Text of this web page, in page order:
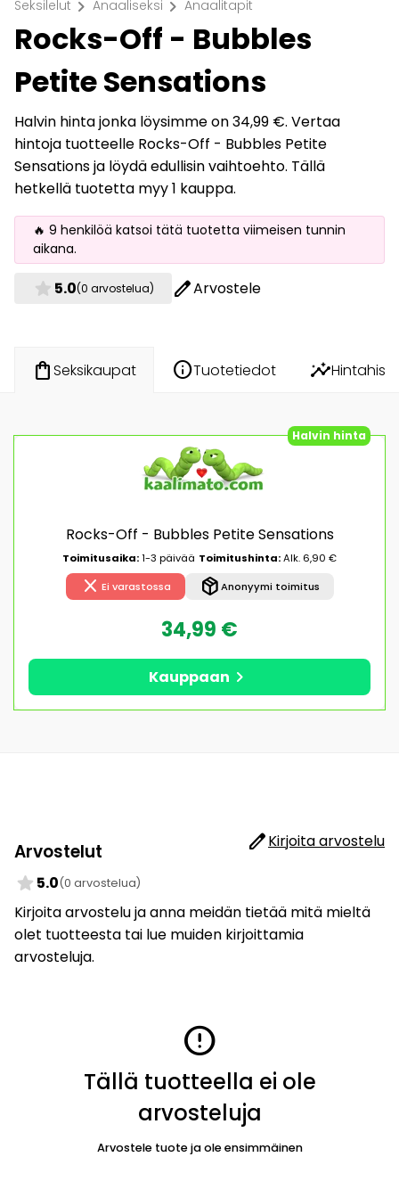
Seksilelut chevron_right Anaaliseksi chevron_right Anaalitapit
Rocks-Off - Bubbles
Petite Sensations
Halvin hinta jonka löysimme on 34,99 €. Vertaa
hintoja tuotteelle Rocks-Off - Bubbles Petite
Sensations ja löydä edullisin vaihtoehto. Tällä
hetkellä tuotetta myy 1 kauppa.
🔥 9 henkilöä katsoi tätä tuotetta viimeisen tunnin
aikana.
star 5.0(0 arvostelua) editArvostele
shopping_bagSeksikaupat infoTuotetiedot insights
Halvin hinta
Rocks-Off - Bubbles Petite Sensations
Toimitusaika:1-3 päivää Toimitushinta:Alk. 6,90 €
close Ei varastossa package_2Anonyymi toimitus
34,99 €
Kauppaan chevron_right
Arvostelut editKirjoita arvostelu
star 5.0(0 arvostelua)
Kirjoita arvostelu ja anna meidän tietää mitä mieltä
olet tuotteesta tai lue muiden kirjoittamia
arvosteluja.
error
Tällä tuotteella ei ole
arvosteluja
Arvostele tuote ja ole ensimmäinen